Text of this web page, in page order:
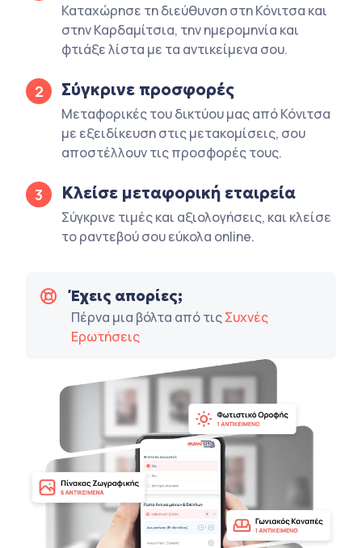
Καταχώρησε τη διεύθυνση στη Κόνιτσα και
στην Καρδαμίτσια, την ημερομηνία και
φτιάξε λίστα με τα αντικείμενα σου.
2 Σύγκρινε προσφορές
Μεταφορικές του δικτύου μας από Κόνιτσα
με εξειδίκευση στις μετακομίσεις, σου
αποστέλλουν τις προσφορές τους.
3 Κλείσε μεταφορική εταιρεία
Σύγκρινε τιμές και αξιολογήσεις, και κλείσε
το ραντεβού σου εύκολα online.
Έχεις απορίες;
Πέρνα μια βόλτα από τιςΣυχνές
Ερωτήσεις